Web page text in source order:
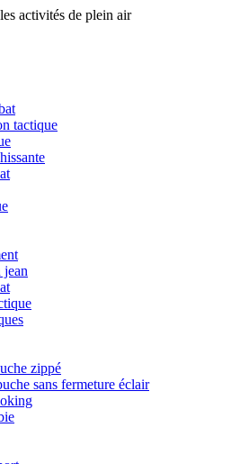
activités de plein air
tactique
jean
zippé
sans fermeture éclair